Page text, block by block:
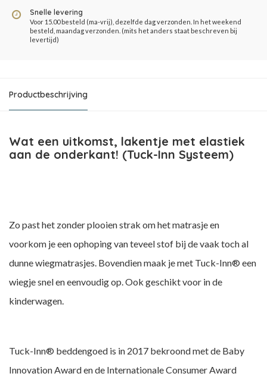
Snelle levering
Voor 15.00 besteld (ma-vrij), dezelfde dag verzonden. In het weekend
besteld, maandag verzonden. (mits het anders staat beschreven bij
levertijd)
Productbeschrijving
Wat een uitkomst, lakentje met elastiek
aan de onderkant! (Tuck-Inn Systeem)
Zo past het zonder plooien strak om het matrasje en
voorkom je een ophoping van teveel stof bij de vaak toch al
dunne wiegmatrasjes. Bovendien maak je met Tuck-Inn® een
wiegje snel en eenvoudig op. Ook geschikt voor in de
kinderwagen.
Tuck-Inn® beddengoed is in 2017 bekroond met de Baby
Innovation Award en de Internationale Consumer Award